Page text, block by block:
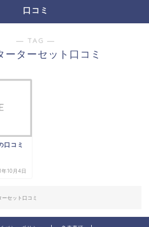
口コミ
― TAG ―
ーターセット口コミ
口コミ
10月4日
ーセット口コミ